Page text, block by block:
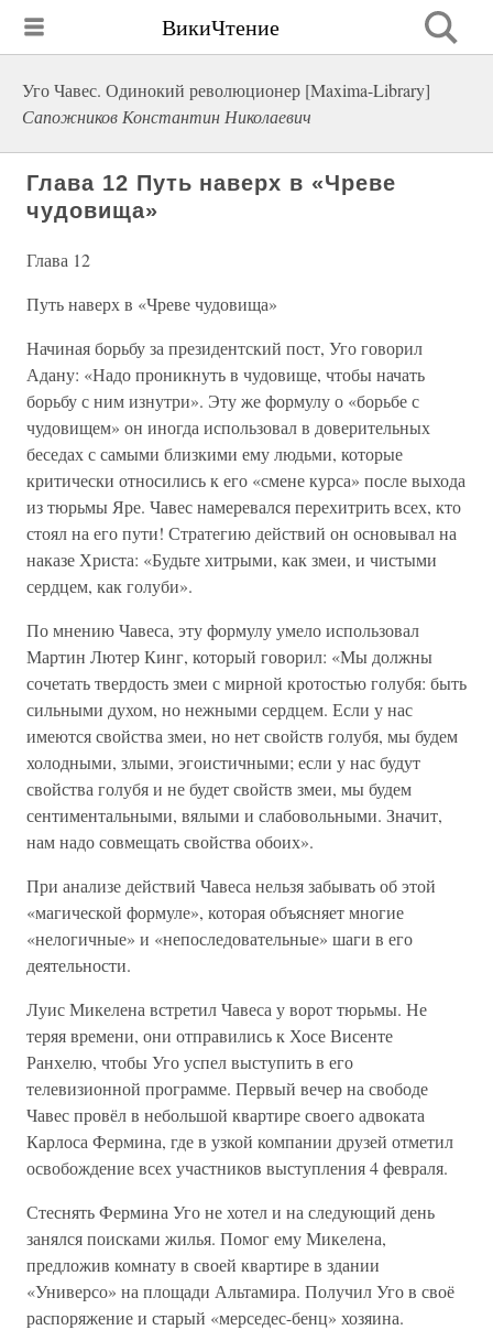
ВикиЧтение
Уго Чавес. Одинокий революционер [Maxima-Library]
Сапожников Константин Николаевич
Глава 12 Путь наверх в «Чреве
чудовища»
Глава 12
Путь наверх в «Чреве чудовища»
Начиная борьбу за президентский пост, Уго говорил
Адану: «Надо проникнуть в чудовище, чтобы начать
борьбу с ним изнутри». Эту же формулу о «борьбе с
чудовищем» он иногда использовал в доверительных
беседах с самыми близкими ему людьми, которые
критически относились к его «смене курса» после выхода
из тюрьмы Яре. Чавес намеревался перехитрить всех, кто
стоял на его пути! Стратегию действий он основывал на
наказе Христа: «Будьте хитрыми, как змеи, и чистыми
сердцем, как голуби».
По мнению Чавеса, эту формулу умело использовал
Мартин Лютер Кинг, который говорил: «Мы должны
сочетать твердость змеи с мирной кротостью голубя: быть
сильными духом, но нежными сердцем. Если у нас
имеются свойства змеи, но нет свойств голубя, мы будем
холодными, злыми, эгоистичными; если у нас будут
свойства голубя и не будет свойств змеи, мы будем
сентиментальными, вялыми и слабовольными. Значит,
нам надо совмещать свойства обоих».
При анализе действий Чавеса нельзя забывать об этой
«магической формуле», которая объясняет многие
«нелогичные» и «непоследовательные» шаги в его
деятельности.
Луис Микелена встретил Чавеса у ворот тюрьмы. Не
теряя времени, они отправились к Хосе Висенте
Ранхелю, чтобы Уго успел выступить в его
телевизионной программе. Первый вечер на свободе
Чавес провёл в небольшой квартире своего адвоката
Карлоса Фермина, где в узкой компании друзей отметил
освобождение всех участников выступления 4 февраля.
Стеснять Фермина Уго не хотел и на следующий день
занялся поисками жилья. Помог ему Микелена,
предложив комнату в своей квартире в здании
«Универсо» на площади Альтамира. Получил Уго в своё
распоряжение и старый «мерседес-бенц» хозяина.